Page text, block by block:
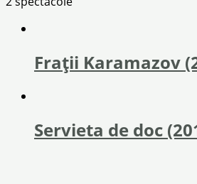
Frații Karamazov
Servieta de doc